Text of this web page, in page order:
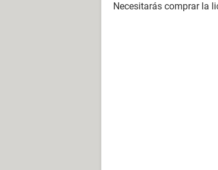
Necesitarás comprar la